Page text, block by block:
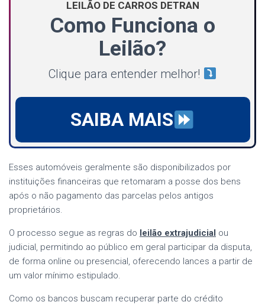
LEILÃO DE CARROS DETRAN
Como Funciona o
Leilão?
Clique para entender melhor!
SAIBA MAIS
Esses automóveis geralmente são disponibilizados por
instituições financeiras que retomaram a posse dos bens
após o não pagamento das parcelas pelos antigos
proprietários.
O processo segue as regras do leilão extrajudicial ou
judicial, permitindo ao público em geral participar da disputa,
de forma online ou presencial, oferecendo lances a partir de
um valor mínimo estipulado.
Como os bancos buscam recuperar parte do crédito